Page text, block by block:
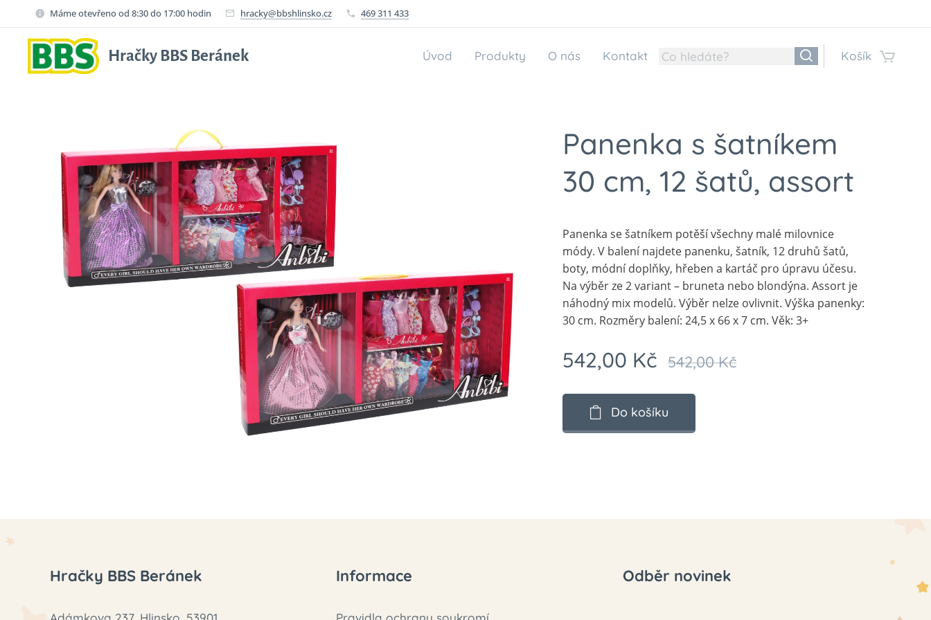
Máme otevřeno od 8:30 do 17:00 hodin hracky@bbshlinsko.cz 469 311 433
Hračky BBS Beránek Úvod Produkty O nás Kontakt Košík
Panenka s šatníkem
30 cm, 12 šatů, assort
Panenka se šatníkem potěší všechny malé milovnice
módy. V balení najdete panenku, šatník, 12 druhů šatů,
boty, módní doplňky, hřeben a kartáč pro úpravu účesu.
Na výběr ze 2 variant – bruneta nebo blondýna. Assort je
náhodný mix modelů. Výběr nelze ovlivnit. Výška panenky:
30 cm. Rozměry balení: 24,5 x 66 x 7 cm. Věk: 3+
542,00 Kč 542,00Kč
Do košíku
Hračky BBS Beránek Informace Odběr novinek